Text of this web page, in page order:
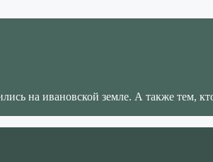
на ивановской земле. А также тем,